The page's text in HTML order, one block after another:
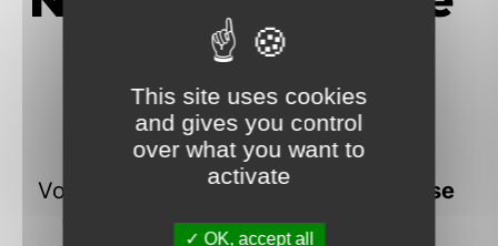
17C chemin des huches -
74100 Vétraz-Monthoux
Contactez-moi
This site uses cookies
and gives you control
over what you want to
activate
OK, accept all